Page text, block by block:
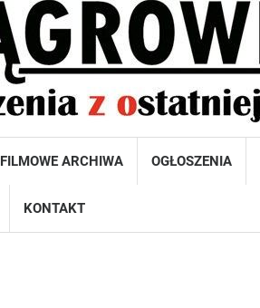
FILMOWE ARCHIWA OGŁOSZENIA
KONTAKT